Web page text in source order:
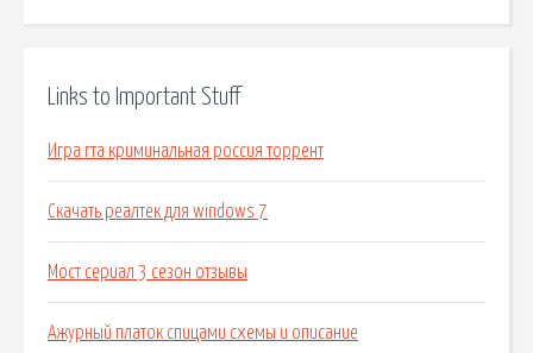
Links to Important Stuff
Игра гта криминальная россия торрент
Скачать реалтек для windows 7
Мост сериал 3 сезон отзывы
Ажурный платок спицами схемы и описание